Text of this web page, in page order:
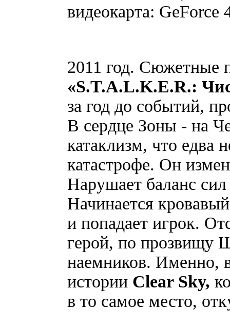
видеокарта:
2011 год. Сюжетные
«S.T.A.L.K.E.R.:
за год до событий,
В сердце Зоны - на
катаклизм, что едва
катастрофе. Он
Нарушает баланс
Начинается
и попадает игрок.
герой, по прозвищу
наемников. Именно,
истории ClearSky,
в то самое место,